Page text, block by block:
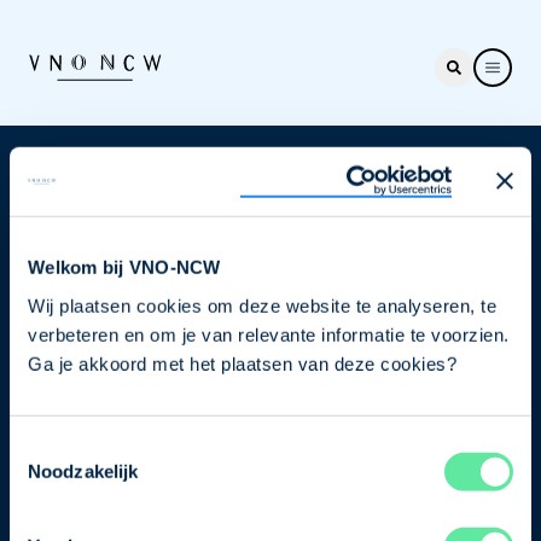
Welkom bij VNO-NCW
Wij plaatsen cookies om deze website te analyseren, te
verbeteren en om je van relevante informatie te voorzien.
Ga je akkoord met het plaatsen van deze cookies?
Noodzakelijk
Nieuwsbrief
je nu in voor de VNO-NCW nieuwsbrief.
Schrijf je in
Direct naar
Ons verhaal